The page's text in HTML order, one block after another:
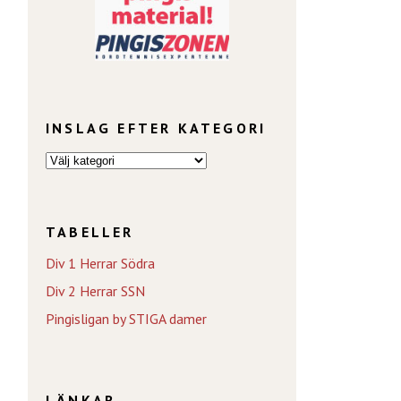
INSLAG EFTER KATEGORI
TABELLER
Div 1 Herrar Södra
Div 2 Herrar SSN
Pingisligan by STIGA damer